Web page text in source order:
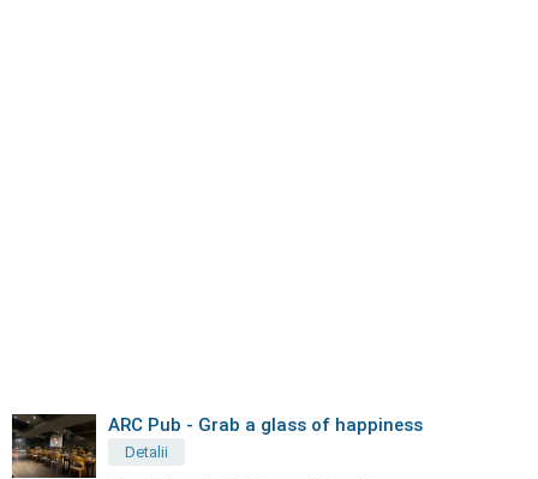
ARC Pub - Grab a glass of happiness
Detalii